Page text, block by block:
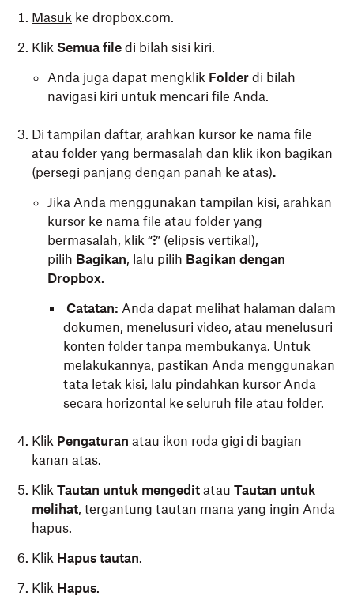
Masuk ke dropbox.com.
Klik Semua file di bilah sisi kiri.
Anda juga dapat mengklik Folder di bilah
navigasi kiri untuk mencari file Anda.
Di tampilan daftar, arahkan kursor ke nama file
atau folder yang bermasalah dan klik ikon bagikan
(persegi panjang dengan panah ke atas).
Jika Anda menggunakan tampilan kisi, arahkan
kursor ke nama file atau folder yang
bermasalah, klik “⁝” (elipsis vertikal),
pilih Bagikan, lalu pilih Bagikan dengan
Dropbox.
Catatan: Anda dapat melihat halaman dalam
dokumen, menelusuri video, atau menelusuri
konten folder tanpa membukanya. Untuk
melakukannya, pastikan Anda menggunakan
tata letak kisi, lalu pindahkan kursor Anda
secara horizontal ke seluruh file atau folder.
Klik Pengaturan atau ikon roda gigi di bagian
kanan atas.
Klik Tautan untuk mengedit atau Tautan untuk
melihat, tergantung tautan mana yang ingin Anda
hapus.
Klik Hapus tautan.
Klik Hapus.